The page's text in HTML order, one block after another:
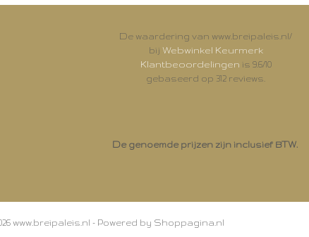
De waardering van www.breipaleis.nl/
bij Webwinkel Keurmerk
Klantbeoordelingen is 9.6/10
gebaseerd op 312 reviews.
De genoemde prijzen zijn inclusief BTW.
www.breipaleis.nl - Powered by Shoppagina.nl